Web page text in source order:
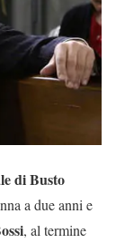
di Busto
a due anni e
, al termine